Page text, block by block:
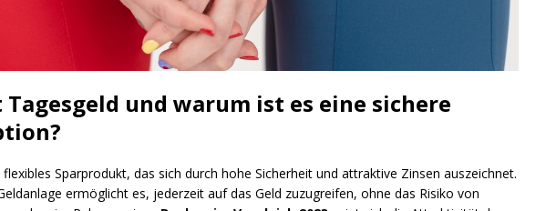
Tagesgeld und warum ist es eine sichere
Sparprodukt, das sich durch hohe Sicherheit und attraktive Zinsen auszeichnet.
ermöglicht es, jederzeit auf das Geld zuzugreifen, ohne das Risiko von